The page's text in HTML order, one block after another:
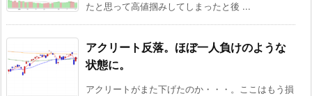
たと思って高値掴みしてしまったと後 ...
アクリート反落。ほぼ一人負けのような
状態に。
アクリートがまた下げたのか・・・。ここはもう損